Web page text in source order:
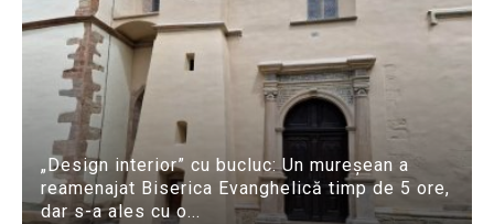
„Design interior” cu bucluc: Un mureșean a
reamenajat Biserica Evanghelică timp de 5 ore,
dar s-a ales cu o...